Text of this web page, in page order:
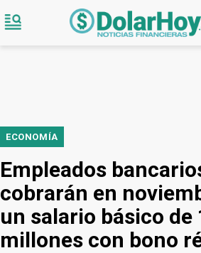
ECONOMÍA
Empleados
cobrarán en
un salario básico de
millones con bono